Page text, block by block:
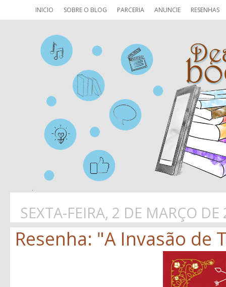
INICIO SOBRE O BLOG PARCERIA ANUNCIE RESENHAS
SEXTA-FEIRA, 2 DE MARÇO DE
Resenha: "A Invasão de